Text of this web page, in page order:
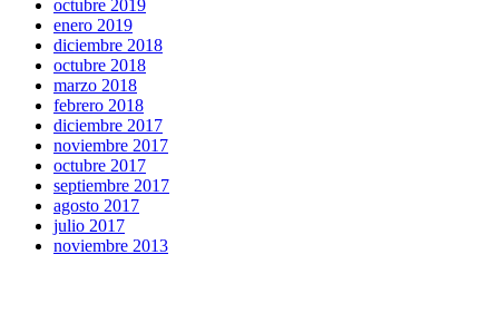
octubre 2019
enero 2019
diciembre 2018
octubre 2018
marzo 2018
febrero 2018
diciembre 2017
noviembre 2017
octubre 2017
septiembre 2017
agosto 2017
julio 2017
noviembre 2013